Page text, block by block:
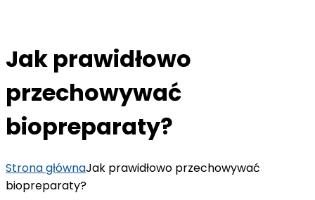
Jak prawidłowo
przechowywać
biopreparaty?
Strona głównaJak prawidłowo przechowywać
biopreparaty?